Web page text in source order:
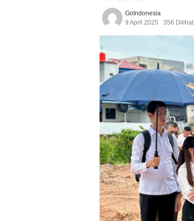
GoIndonesia
9 April 2025
356 Dilihat